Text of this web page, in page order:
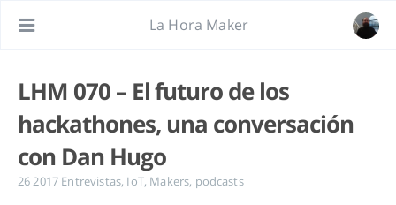
La Hora Maker
LHM 070 – El futuro de los
hackathones, una conversación
con Dan Hugo
26 2017 Entrevistas, IoT, Makers, podcasts